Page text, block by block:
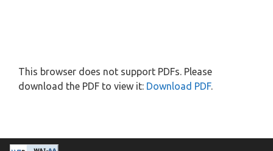
This browser does not support PDFs. Please
download the PDF to view it: Download PDF.